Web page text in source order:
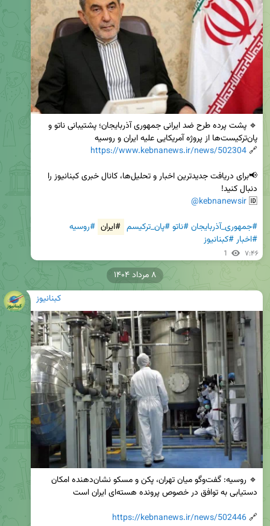
🔗
https://www.kebnanews.ir/news/502304
🆔
@kebnanewsir
#جمهوری_آذربایجان#ناتو#پان_ترکیسم #ایران #روسیه
#اخبار#کبنانیوز
1 ۷:۴۶
کبنانیوز
🔗
https://kebnanews.ir/news/502446
۸ مرداد ۱۴۰۴